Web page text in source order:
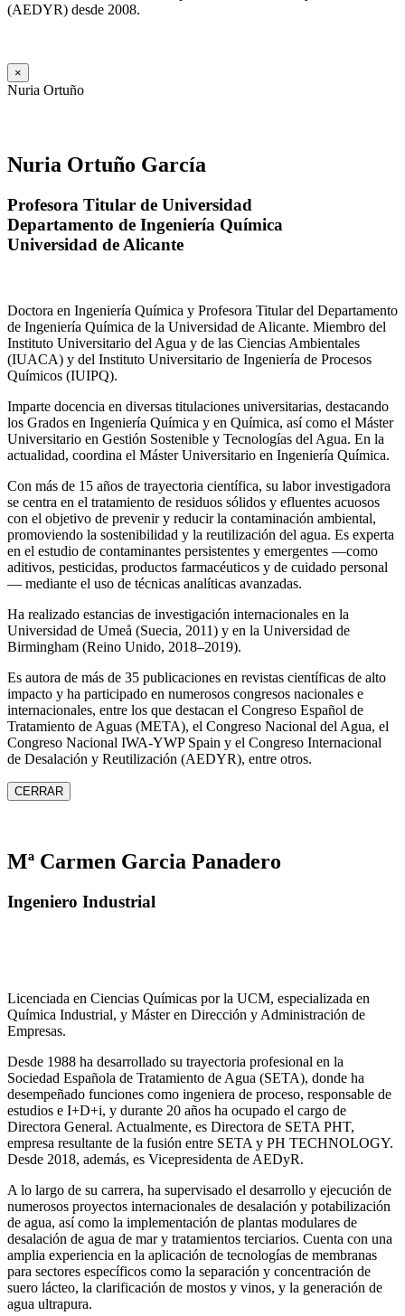
(AEDYR) desde 2008.
×
Nuria Ortuño
Nuria Ortuño García
Profesora Titular de Universidad
Departamento de Ingeniería Química
Universidad de Alicante
Doctora en Ingeniería Química y Profesora Titular del Departamento
de Ingeniería Química de la Universidad de Alicante. Miembro del
Instituto Universitario del Agua y de las Ciencias Ambientales
(IUACA) y del Instituto Universitario de Ingeniería de Procesos
Químicos (IUIPQ).
Imparte docencia en diversas titulaciones universitarias, destacando
los Grados en Ingeniería Química y en Química, así como el Máster
Universitario en Gestión Sostenible y Tecnologías del Agua. En la
actualidad, coordina el Máster Universitario en Ingeniería Química.
Con más de 15 años de trayectoria científica, su labor investigadora
se centra en el tratamiento de residuos sólidos y efluentes acuosos
con el objetivo de prevenir y reducir la contaminación ambiental,
promoviendo la sostenibilidad y la reutilización del agua. Es experta
en el estudio de contaminantes persistentes y emergentes —como
aditivos, pesticidas, productos farmacéuticos y de cuidado personal
— mediante el uso de técnicas analíticas avanzadas.
Ha realizado estancias de investigación internacionales en la
Universidad de Umeå (Suecia, 2011) y en la Universidad de
Birmingham (Reino Unido, 2018–2019).
Es autora de más de 35 publicaciones en revistas científicas de alto
impacto y ha participado en numerosos congresos nacionales e
internacionales, entre los que destacan el Congreso Español de
Tratamiento de Aguas (META), el Congreso Nacional del Agua, el
Congreso Nacional IWA‑YWP Spain y el Congreso Internacional
de Desalación y Reutilización (AEDYR), entre otros.
CERRAR
Mª Carmen Garcia Panadero
Ingeniero Industrial
Licenciada en Ciencias Químicas por la UCM, especializada en
Química Industrial, y Máster en Dirección y Administración de
Empresas.
Desde 1988 ha desarrollado su trayectoria profesional en la
Sociedad Española de Tratamiento de Agua (SETA), donde ha
desempeñado funciones como ingeniera de proceso, responsable de
estudios e I+D+i, y durante 20 años ha ocupado el cargo de
Directora General. Actualmente, es Directora de SETA PHT,
empresa resultante de la fusión entre SETA y PH TECHNOLOGY.
Desde 2018, además, es Vicepresidenta de AEDyR.
A lo largo de su carrera, ha supervisado el desarrollo y ejecución de
numerosos proyectos internacionales de desalación y potabilización
de agua, así como la implementación de plantas modulares de
desalación de agua de mar y tratamientos terciarios. Cuenta con una
amplia experiencia en la aplicación de tecnologías de membranas
para sectores específicos como la separación y concentración de
suero lácteo, la clarificación de mostos y vinos, y la generación de
agua ultrapura.